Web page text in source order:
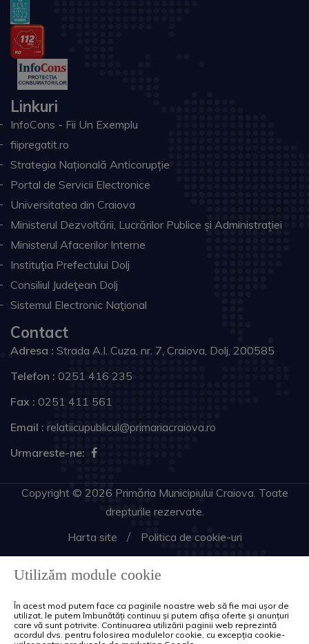
Linkuri
InfoCons - Fii Un Exemplu
fiipregatit.ro
Strategia Națională Anticorupție
Portal de Servicii Electronice
Universitatea din Craiova
Ministerul Dezvoltării, Lucrărilor Publice și Administrației
Ministerul Afacerilor Interne
Instituţia Prefectului Dolj
Consiliul Judeţean Dolj
Sistemul Electronic Naţional
Contact
Adresa : Strada A.I. Cuza, nr. 7, Craiova, Dolj, 200585
Telefon : 0251 416 235
Fax : 0251 411 561
Email : relatiicupublicul@primariacraiova.ro
Urmareste-ne:
Copyright © 2026 Primăria Municipiului Craiova. Toate
drepturile rezervate.
Harta site
Politica de cookie-uri
Utilizăm module cookie
În acest mod putem face ca paginile noastre web să fie mai ușor de
utilizat, le putem îmbunătăți continuu și putem afișa oferte și anunțuri
care vă sunt potrivite. Continuarea utilizării paginii web reprezintă
acordul dvs. pentru folosirea modulelor cookie, cu excepția cookie-